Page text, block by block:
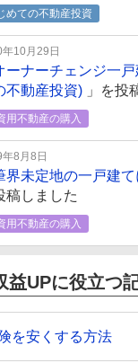
めての不動産投資
10月29日
ーナーチェンジ一
不動産投資) 」を投
用不動産の購入
8月8日
界未定地の一戸建
稿しました
用不動産の購入
益UPに役立つ
を安くする方法